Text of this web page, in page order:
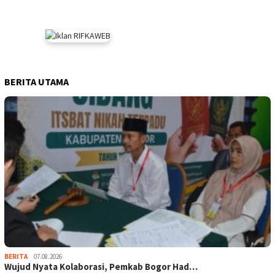
BERITA UTAMA
BERITA 07.08.2026
Wujud Nyata Kolaborasi, Pemkab Bogor Had…